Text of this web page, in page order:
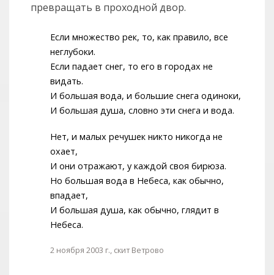
превращать в проходной двор.
Если множество рек, то, как правило, все
неглубоки.
Если падает снег, то его в городах не
видать.
И большая вода, и большие снега одиноки,
И большая душа, словно эти снега и вода.
Нет, и малых речушек никто никогда не
охает,
И они отражают, у каждой своя бирюза.
Но большая вода в Небеса, как обычно,
впадает,
И большая душа, как обычно, глядит в
Небеса.
2 ноября 2003 г., скит Ветрово